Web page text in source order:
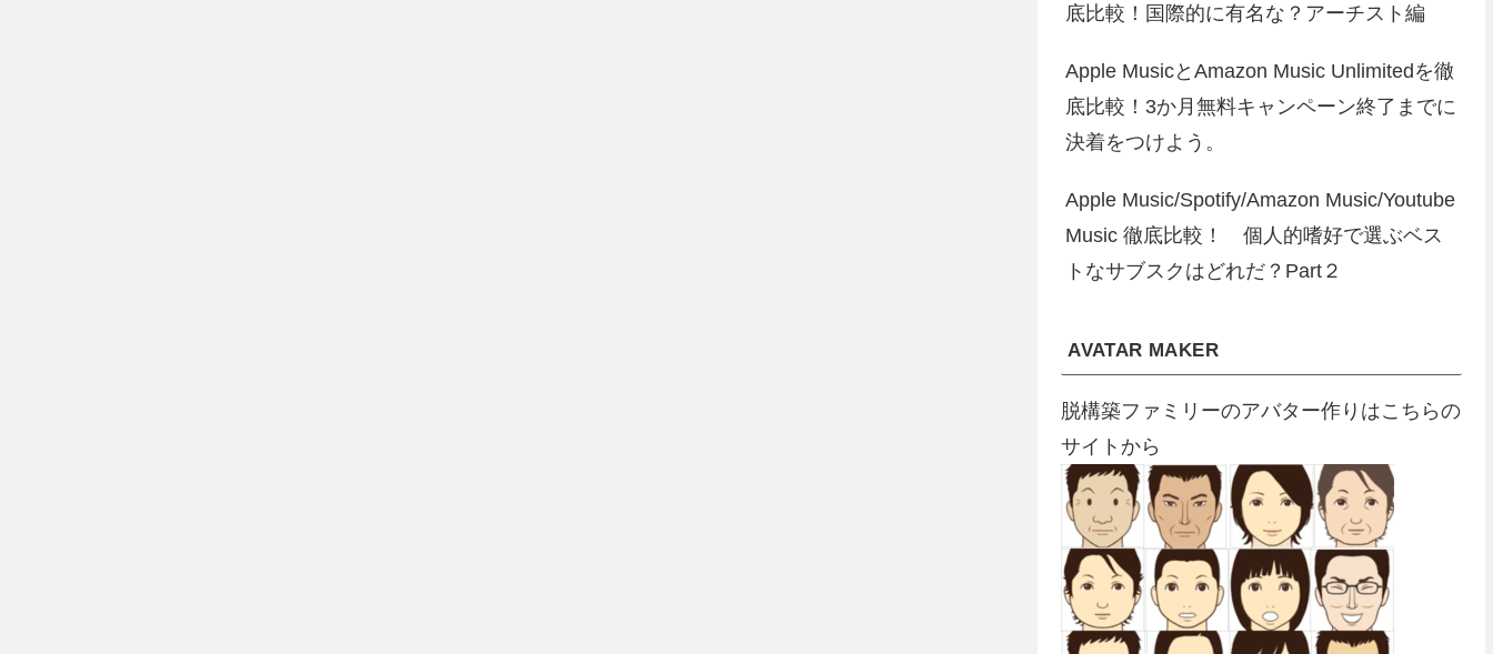
底比較！国際的に有名な？アーチスト編
Apple MusicとAmazon Music Unlimitedを徹
底比較！3か月無料キャンペーン終了までに
決着をつけよう。
Apple Music/Spotify/Amazon Music/Youtube
Music 徹底比較！ 個人的嗜好で選ぶベス
トなサブスクはどれだ？Part２
AVATAR MAKER
脱構築ファミリーのアバター作りはこちらの
サイトから